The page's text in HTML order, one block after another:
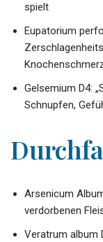
spielt
Eupatorium
Gelsemium D4:
Schnupfen,
Arsenicum
verdorbenen
Veratrum album